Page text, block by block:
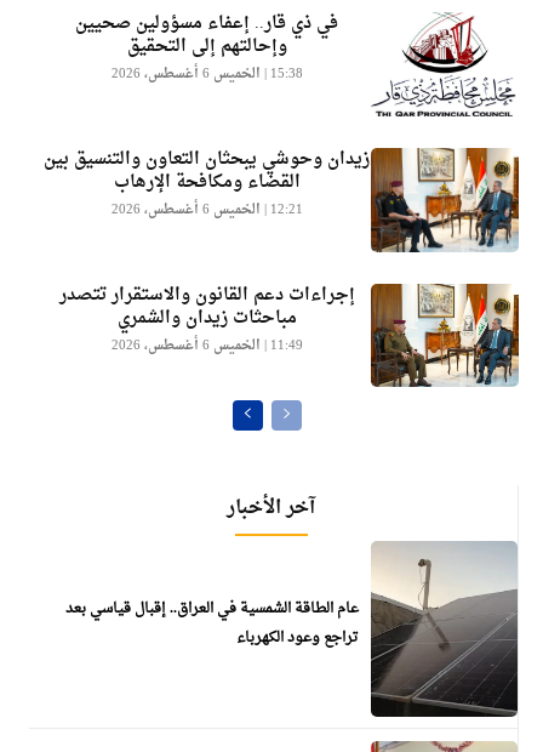
آخر الأخبار
عام الطاقة الشمسية في العراق.. إقبال قياسي بعد
تراجع وعود الكهرباء
في ذي قار.. إعفاء مسؤولين صحيين
وإحالتهم إلى التحقيق
15:38 | الخميس 6 أغسطس، 2026
زيدان وحوشي يبحثان التعاون والتنسيق بين
القضاء ومكافحة الإرهاب
12:21 | الخميس 6 أغسطس، 2026
إجراءات دعم القانون والاستقرار تتصدر
مباحثات زيدان والشمري
11:49 | الخميس 6 أغسطس، 2026